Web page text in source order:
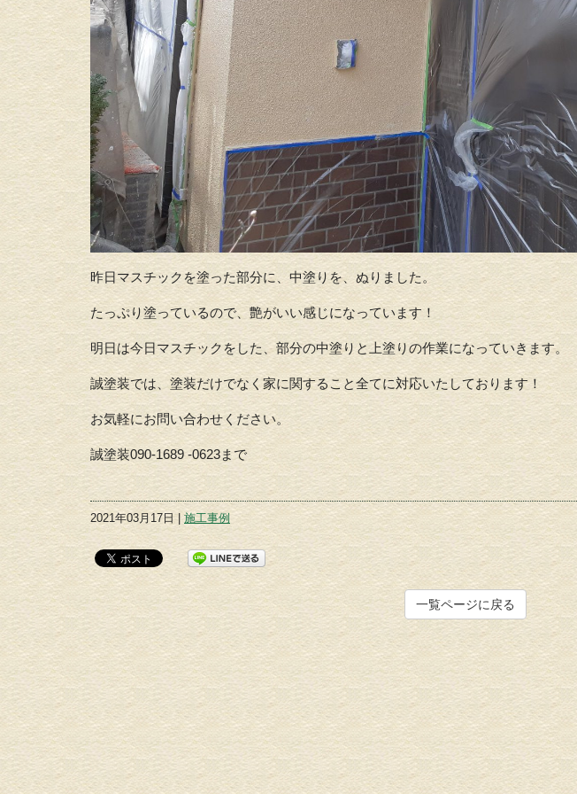
昨日マスチックを塗った部分に、中塗りを、ぬりました。
たっぷり塗っているので、艶がいい感じになっています！
明日は今日マスチックをした、部分の中塗りと上塗りの作業になっていきます。
誠塗装では、塗装だけでなく家に関すること全てに対応いたしております！
お気軽にお問い合わせください。
誠塗装090-1689 -0623まで
2021年03月17日 | 施工事例
一覧ページに戻る
塀塗装